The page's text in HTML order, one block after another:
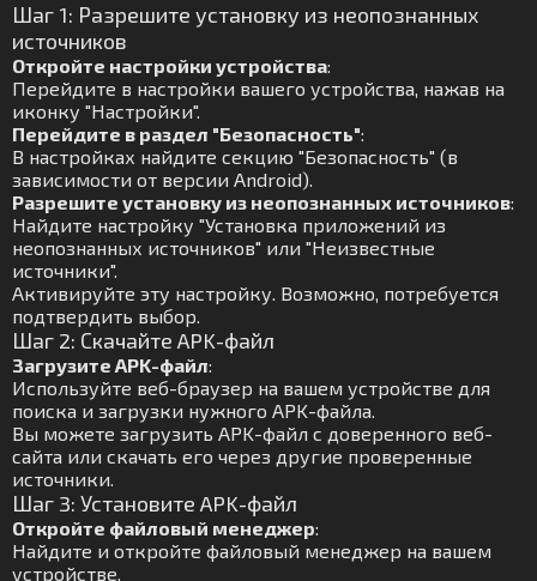
Шаг 1: Разрешите установку из неопознанных
источников
Откройте настройки устройства:
Перейдите в настройки вашего устройства, нажав на
иконку "Настройки".
Перейдите в раздел "Безопасность":
В настройках найдите секцию "Безопасность" (в
зависимости от версии Android).
Разрешите установку из неопознанных источников:
Найдите настройку "Установка приложений из
неопознанных источников" или "Неизвестные
источники".
Активируйте эту настройку. Возможно, потребуется
подтвердить выбор.
Шаг 2: Скачайте APK-файл
Загрузите APK-файл:
Используйте веб-браузер на вашем устройстве для
поиска и загрузки нужного APK-файла.
Вы можете загрузить APK-файл с доверенного веб-
сайта или скачать его через другие проверенные
источники.
Шаг 3: Установите APK-файл
Откройте файловый менеджер:
Найдите и откройте файловый менеджер на вашем
устройстве.